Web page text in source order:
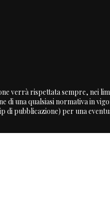
verrà rispettata sempre, nei
di una qualsiasi normativa in
di pubblicazione) per una